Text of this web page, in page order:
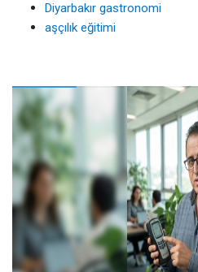
Diyarbakır gastronomi
aşçılık eğitimi